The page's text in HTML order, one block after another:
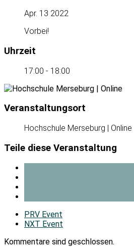
Apr. 13 2022
Vorbei!
Uhrzeit
17:00 - 18:00
Veranstaltungsort
Hochschule Merseburg | Online
Teile diese Veranstaltung
PRV Event
NXT Event
Kommentare sind geschlossen.